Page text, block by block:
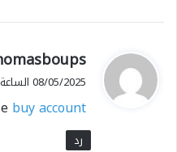
ي
ق
ل
08/05/2025 الساعة 04:29
buy account
رد